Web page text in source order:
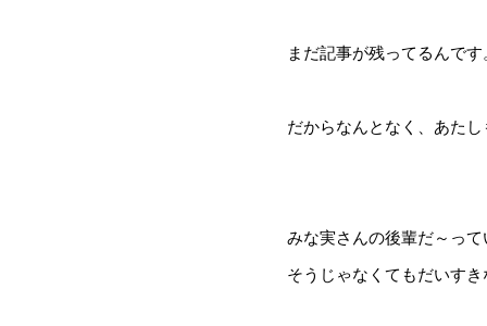
まだ記事が残ってるんで
だからなんとなく、あた
みな実さんの後輩だ～っ
そうじゃなくてもだいす